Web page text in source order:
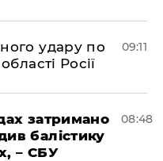
удару по
Росії
09:11
затримано
балістику
– СБУ
08:48